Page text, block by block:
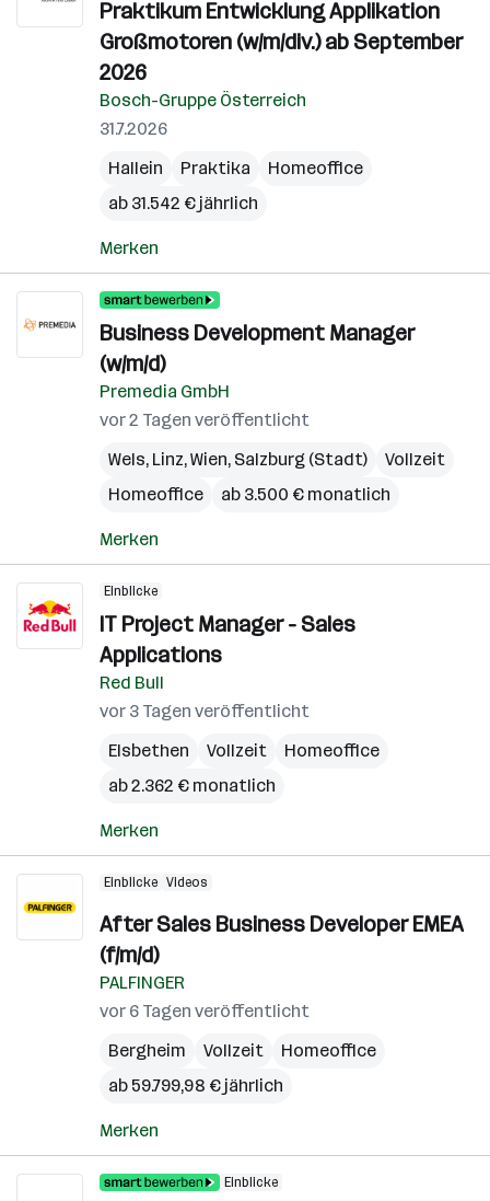
Praktikum Entwicklung Applikation
Großmotoren (w/m/div.) ab September
2026
Bosch-Gruppe Österreich
31.7.2026
Hallein
Praktika
Homeoffice
ab 31.542 € jährlich
Merken
Business Development Manager
(w/m/d)
Premedia GmbH
vor 2 Tagen veröffentlicht
Wels, Linz,Wien, Salzburg (Stadt)
Vollzeit
Homeoffice
ab 3.500 € monatlich
Merken
Einblicke
IT Project Manager - Sales
Applications
Red Bull
vor 3 Tagen veröffentlicht
Elsbethen
Vollzeit
Homeoffice
ab 2.362 € monatlich
Merken
Einblicke Videos
After Sales Business Developer EMEA
(f/m/d)
PALFINGER
vor 6 Tagen veröffentlicht
Bergheim
Vollzeit
Homeoffice
ab 59.799,98 € jährlich
Merken
Einblicke